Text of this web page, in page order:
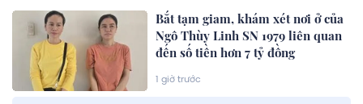
Bắt tạm giam, khám xét nơi ở của
Ngô Thùy Linh SN 1979 liên quan
đến số tiền hơn 7 tỷ đồng
1 giờ trước